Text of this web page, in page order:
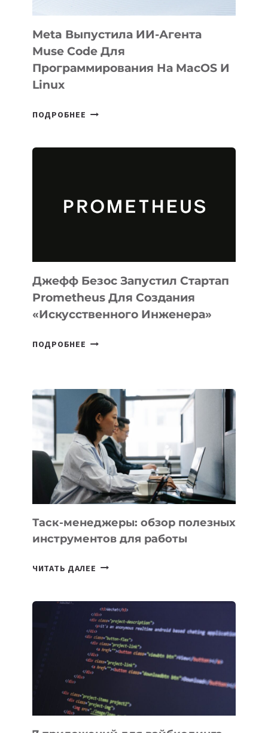
Meta Выпустила ИИ-Агента
Muse Code Для
Программирования На MacOS И
Linux
ПОДРОБНЕЕ META
ДЛЯ
ПРОГРАММИРОВАНИЯ
И
LINUX
Джефф Безос Запустил Стартап
Prometheus Для Создания
«искусственного Инженера»
ПОДРОБНЕЕ ДЖЕФФ
PROMETHEUS
ДЛЯ
СОЗДАНИЯ
«ИСКУССТВЕННОГО
ИНЖЕНЕРА»
Таск-менеджеры: обзор полезных
инструментов для работы
ЧИТАТЬ ДАЛЕЕ ТАСК-
ПОЛЕЗНЫХ
ИНСТРУМЕНТОВ
ДЛЯ
РАБОТЫ